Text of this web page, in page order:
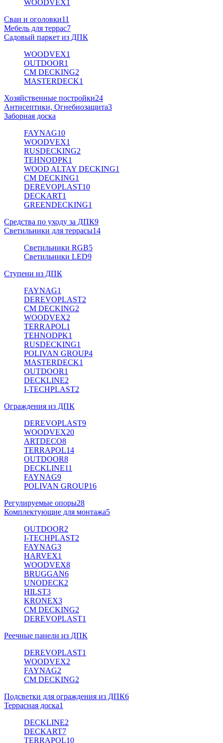
WOODVEX1
Сваи и оголовки11
Мебель для террас7
Садовый паркет из ДПК
WOODVEX1
OUTDOOR1
CM DECKING2
MASTERDECK1
Хозяйственные постройки24
Антисептики, Огнебиозащита3
Заборная доска
FAYNAG10
WOODVEX1
RUSDECKING2
TEHNODPK1
WOOD ALTAY DECKING1
CM DECKING1
DEREVOPLAST10
DECKART1
GREENDECKING1
Средства по уходу за ДПК9
Светильники для террасы14
Светильники RGB5
Светильники LED9
Ступени из ДПК
FAYNAG1
DEREVOPLAST2
CM DECKING2
WOODVEX2
TERRAPOL1
TEHNODPK1
RUSDECKING1
POLIVAN GROUP4
MASTERDECK1
OUTDOOR1
DECKLINE2
I-TECHPLAST2
Ограждения из ДПК
DEREVOPLAST9
WOODVEX20
ARTDECO8
TERRAPOL14
OUTDOOR8
DECKLINE11
FAYNAG9
POLIVAN GROUP16
Регулируемые опоры28
Комплектующие для монтажа5
OUTDOOR2
I-TECHPLAST2
FAYNAG3
HARVEX1
WOODVEX8
BRUGGAN6
UNODECK2
HILST3
KRONEX3
CM DECKING2
DEREVOPLAST1
Реечные панели из ДПК
DEREVOPLAST1
WOODVEX2
FAYNAG2
CM DECKING2
Подсветки для ограждения из ДПК6
Террасная доска1
DECKLINE2
DECKART7
TERRAPOL10